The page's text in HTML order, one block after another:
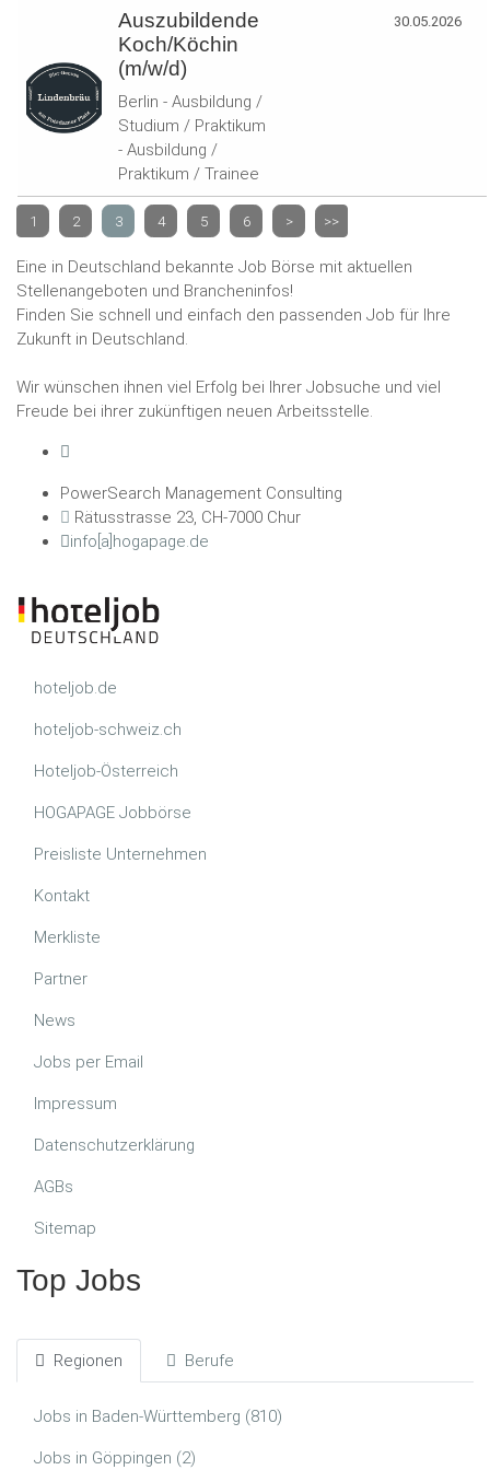
Auszubildende
Koch/Köchin
(m/w/d)
Berlin - Ausbildung /
Studium / Praktikum
- Ausbildung /
Praktikum / Trainee
30.05.2026
1 2 3 4 5 6 > >>
Eine in Deutschland bekannte Job Börse mit aktuellen
Stellenangeboten und Brancheninfos!
Finden Sie schnell und einfach den passenden Job für Ihre
Zukunft in Deutschland.
Wir wünschen ihnen viel Erfolg bei Ihrer Jobsuche und viel
Freude bei ihrer zukünftigen neuen Arbeitsstelle.
PowerSearch Management Consulting
Rätusstrasse 23, CH-7000 Chur
info[a]hogapage.de
hoteljob.de
hoteljob-schweiz.ch
Hoteljob-Österreich
HOGAPAGE Jobbörse
Preisliste Unternehmen
Kontakt
Merkliste
Partner
News
Jobs per Email
Impressum
Datenschutzerklärung
AGBs
Sitemap
Top Jobs
Regionen Berufe
Jobs in Baden-Württemberg (810)
Jobs in Göppingen (2)